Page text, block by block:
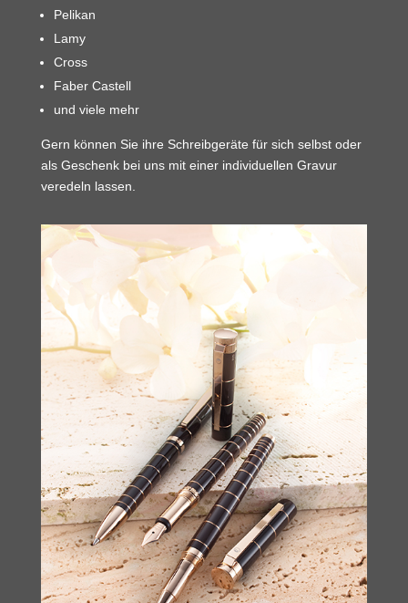
Pelikan
Lamy
Cross
Faber Castell
und viele mehr
Gern können Sie ihre Schreibgeräte für sich selbst oder
als Geschenk bei uns mit einer individuellen Gravur
veredeln lassen.